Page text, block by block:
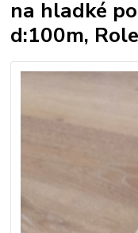
na hladké
d:100m,